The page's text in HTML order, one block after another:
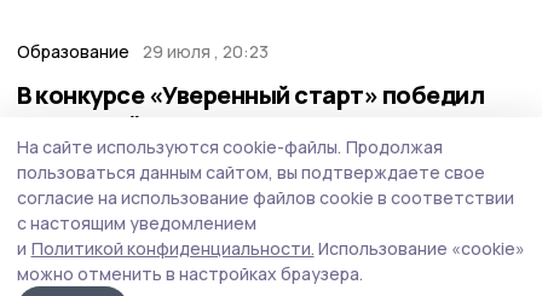
Образование 29 июля , 20:23
В конкурсе «Уверенный старт» победил
котовский школьник
Наградой для учащегося школы-ЭКОТЕХ Ярослава
Агапова стала профориентационная экскурсия в
Ханты-Мансийский автономный округ - Югру, где он
заглянул в мир нефтегазовой отрасли.
На сайте используются cookie-файлы. Продолжая
пользоваться данным сайтом, вы подтверждаете свое
согласие на использование файлов cookie в соответствии
с настоящим уведомлением
и Политикой конфиденциальности. Использование «cookie»
можно отменить в настройках браузера.